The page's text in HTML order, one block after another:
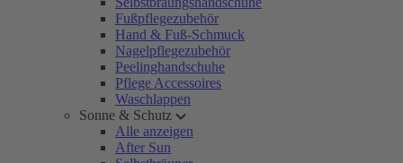
Fußpflegezubehör
Hand & Fuß-Schmuck
Nagelpflegezubehör
Peelinghandschuhe
Pflege Accessoires
Waschlappen
Sonne & Schutz
Alle anzeigen
After Sun